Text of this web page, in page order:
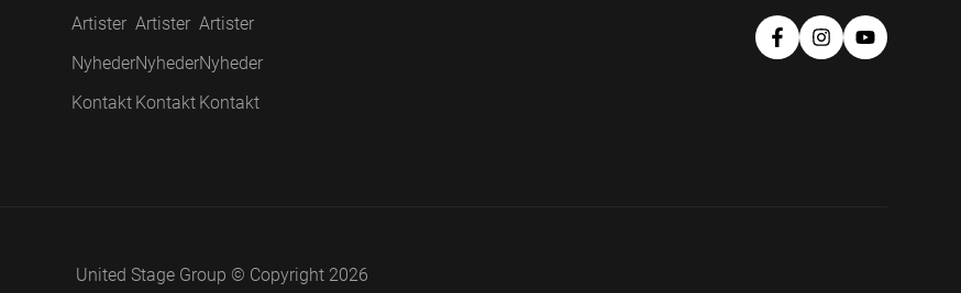
Artister
Nyheder
Kontakt
Artister
Nyheder
Kontakt
Artister
Nyheder
Kontakt
United Stage Group © Copyright 2026